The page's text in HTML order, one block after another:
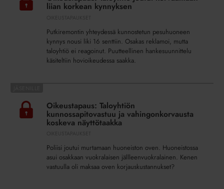
joutui
liian korkean kynnyksen
Putkiremontin yhteydessä kunnostetun pesuhuoneen
kynnys nousi liki 16 senttiin. Osakas reklamoi, mutta
taloyhtiö ei reagoinut. Puutteellinen hankesuunnittelu
käsiteltiin hovioikeudessa saakka.
Taloyhtiön
kunnossapitovastuuOikeustapaus: Taloyhtiön
kunnossapitovastuu ja vahingonkorvausta
koskeva näyttötaakka
Poliisi joutui murtamaan huoneiston oven. Huoneistossa
asui osakkaan vuokralaisen jällleenvuokralainen. Kenen
vastuulla oli maksaa oven korjauskustannukset?